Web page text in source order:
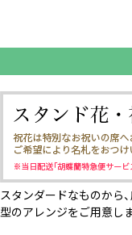
スタンダードなものから
型のアレンジをご用意し